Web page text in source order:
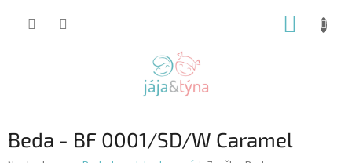
Beda - BF 0001/SD/W Caramel